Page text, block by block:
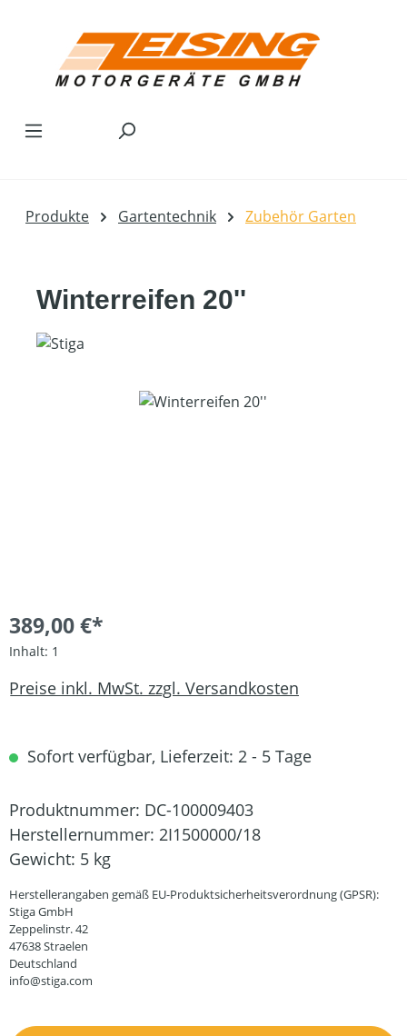
Produkte Gartentechnik Zubehör Garten
Winterreifen 20''
Bildergalerie überspringen
389,00 €*
Inhalt: 1
Preise inkl. MwSt. zzgl. Versandkosten
Sofort verfügbar, Lieferzeit: 2 - 5 Tage
Produktnummer: DC-100009403
Herstellernummer: 2I1500000/18
Gewicht: 5 kg
Herstellerangaben gemäß EU-Produktsicherheitsverordnung (GPSR):
Stiga GmbH
Zeppelinstr. 42
47638 Straelen
Deutschland
info@stiga.com